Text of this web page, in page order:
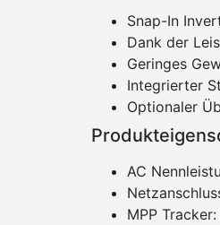
Snap-In
Dank der
Geringes
Integrierter
Optionaler
AC
MPP Tracker: